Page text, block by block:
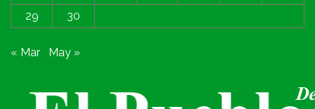
29
30
« Mar May »